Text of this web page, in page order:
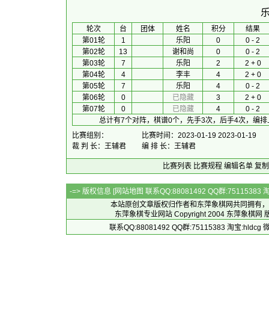
轮次 台 团体 姓名 积分
结果
第01轮
1 乐阳 0
0 - 2
第02轮
13 谢和尚 0
0 - 2
第03轮
7 乐阳 2
2 + 0
第04轮
4 李丰 4
2 + 0
第05轮
7 乐阳 4
0 - 2
第06轮
0 已隐藏 3
2 + 0
第07轮
0 已隐藏 4
0 - 2
总计有7个对阵，棋谱0个，先手3次，后手4次，编
比赛组别：
比赛时间：2023-01-19 2023-01-19
裁 判 长：王辅君
编 排 长：王辅君
比赛列表 比赛规程 编辑名单 复
-=> 版权信息 [网站地图 联系QQ:88081492 QQ群:75115383
本站原创文章版权归作者和 东萍象棋网共同拥有
东萍象棋专业网站 Copyright 2004 东萍象棋网
联系QQ:88081492 QQ群:75115383 淘宝:hldcg